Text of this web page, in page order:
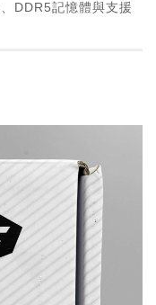
DDR5記憶體與支援